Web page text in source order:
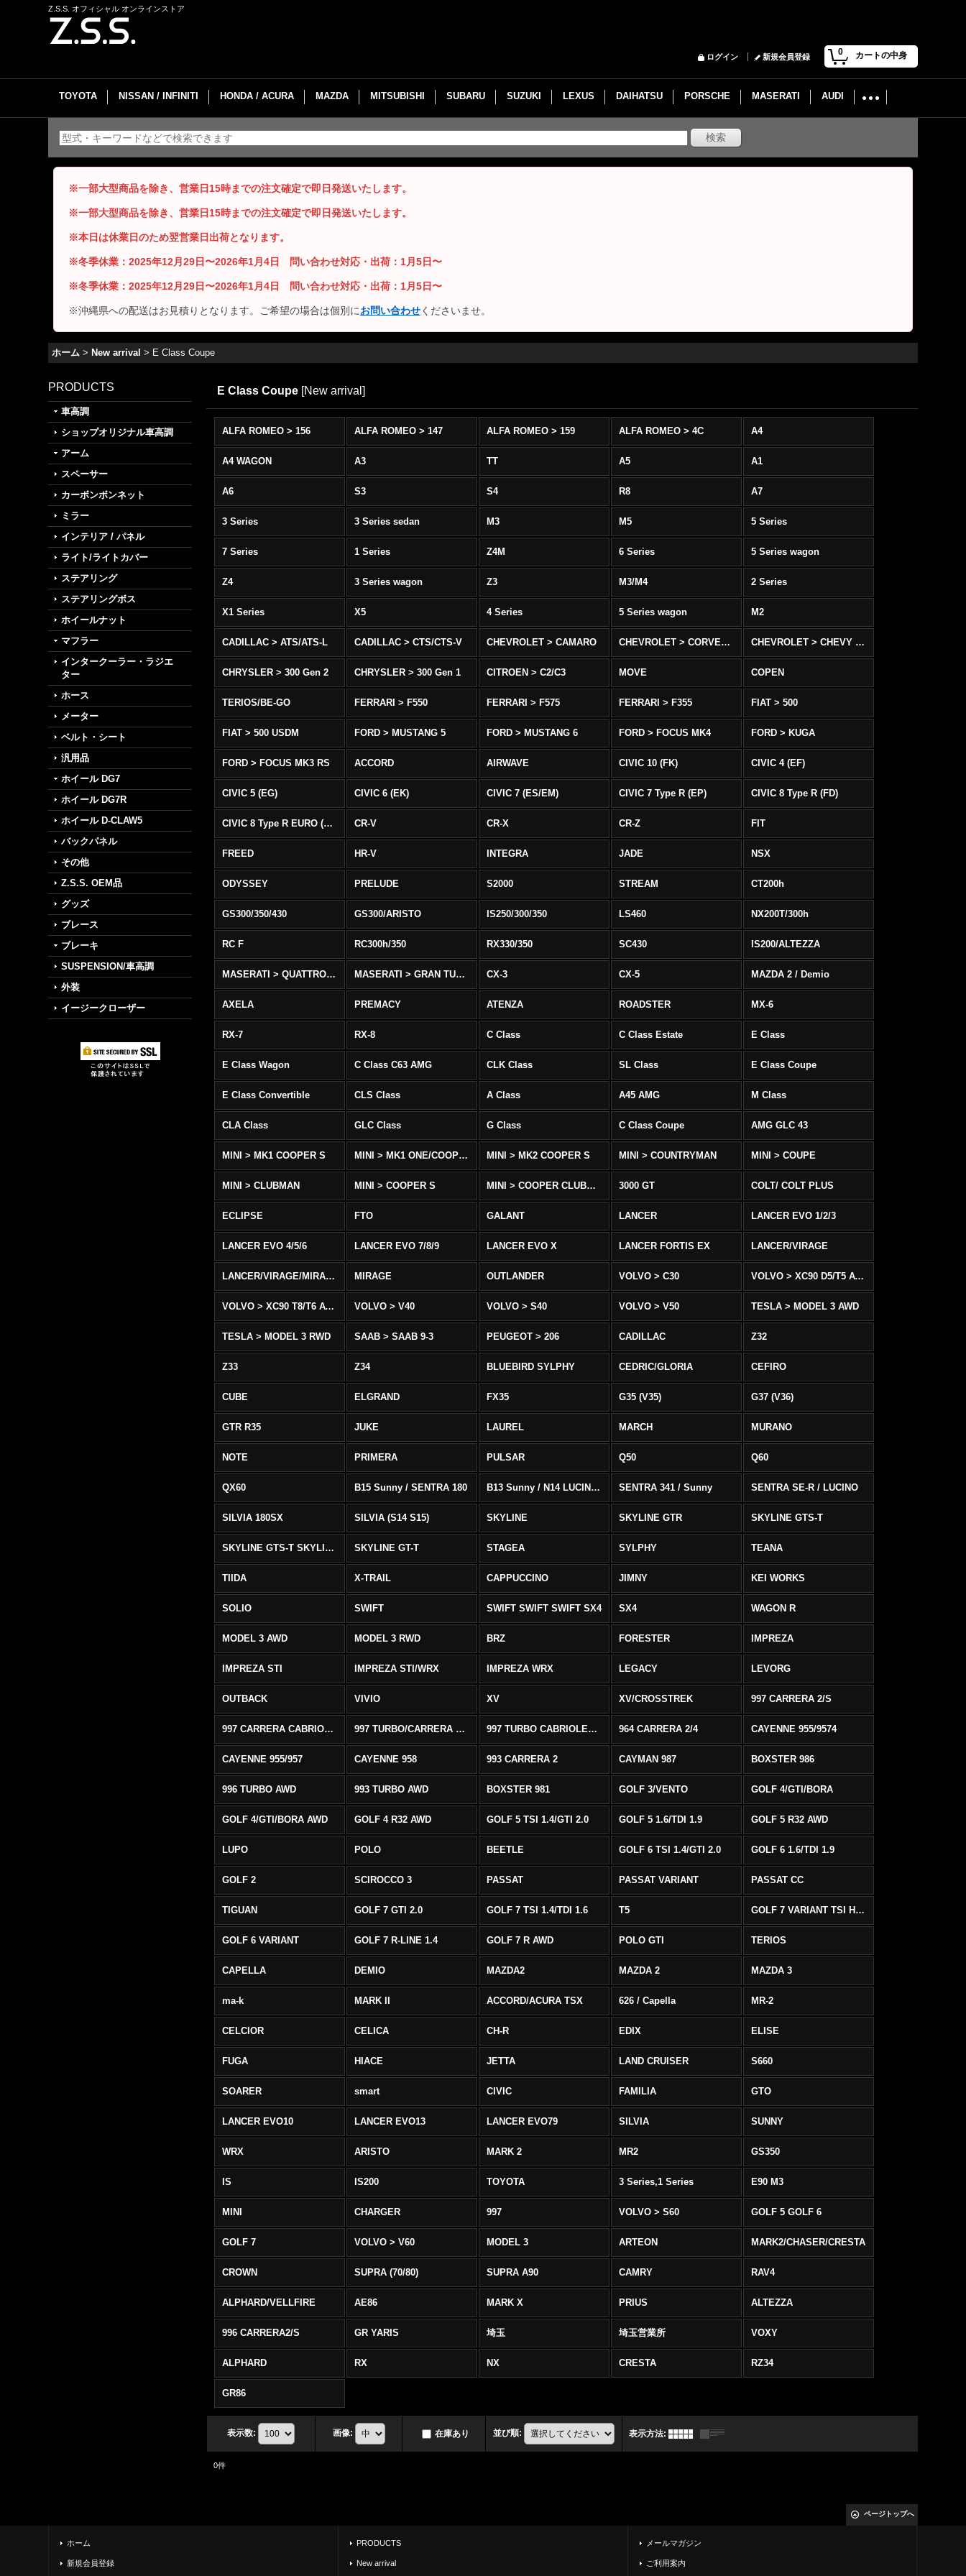
Z.S.S. オフィシャル オンラインストア
0 カートの中身
ログイン 新規会員登録
TOYOTA NISSAN / INFINITI HONDA / ACURA MAZDA MITSUBISHI SUBARU SUZUKI LEXUS DAIHATSU PORSCHE MASERATI AUDI
※一部大型商品を除き、営業日15時までの注文確定で即日発送いたします。
※一部大型商品を除き、営業日15時までの注文確定で即日発送いたします。
※本日は休業日のため翌営業日出荷となります。
※冬季休業：2025年12月29日〜2026年1月4日 問い合わせ対応・出荷：1月5日〜
※冬季休業：2025年12月29日〜2026年1月4日 問い合わせ対応・出荷：1月5日〜
※沖縄県への配送はお見積りとなります。ご希望の場合は個別にお問い合わせくださいませ。
ホーム > New arrival > E Class Coupe
PRODUCTS
車高調
ショップオリジナル車高調
アーム
スペーサー
カーボンボンネット
ミラー
インテリア / パネル
ライト/ライトカバー
ステアリング
ステアリングボス
ホイールナット
マフラー
インタークーラー・ラジエ
ター
ホース
メーター
ベルト・シート
汎用品
ホイール DG7
ホイール DG7R
ホイール D-CLAW5
バックパネル
その他
Z.S.S. OEM品
グッズ
ブレース
ブレーキ
SUSPENSION/車高調
外装
イージークローザー
E Class Coupe [New arrival]
ALFA ROMEO > 156 ALFA ROMEO > 147 ALFA ROMEO > 159 ALFA ROMEO > 4C A4
A4 WAGON A3 TT A5 A1
A6 S3 S4 R8 A7
3 Series 3 Series sedan M3 M5 5 Series
7 Series 1 Series Z4M 6 Series 5 Series wagon
Z4 3 Series wagon Z3 M3/M4 2 Series
X1 Series X5 4 Series 5 Series wagon M2
CADILLAC > ATS/ATS-L CADILLAC > CTS/CTS-V CHEVROLET > CAMARO CHEVROLET > CORVETTE C5/C6 CHEVROLET > CHEVY SS
CHRYSLER > 300 Gen 2 CHRYSLER > 300 Gen 1 CITROEN > C2/C3 MOVE COPEN
TERIOS/BE-GO FERRARI > F550 FERRARI > F575 FERRARI > F355 FIAT > 500
FIAT > 500 USDM FORD > MUSTANG 5 FORD > MUSTANG 6 FORD > FOCUS MK4 FORD > KUGA
FORD > FOCUS MK3 RS ACCORD AIRWAVE CIVIC 10 (FK) CIVIC 4 (EF)
CIVIC 5 (EG) CIVIC 6 (EK) CIVIC 7 (ES/EM) CIVIC 7 Type R (EP) CIVIC 8 Type R (FD)
CIVIC 8 Type R EURO (FN) CR-V CR-X CR-Z FIT
FREED HR-V INTEGRA JADE NSX
ODYSSEY PRELUDE S2000 STREAM CT200h
GS300/350/430 GS300/ARISTO IS250/300/350 LS460 NX200T/300h
RC F RC300h/350 RX330/350 SC430 IS200/ALTEZZA
MASERATI > QUATTROPORTE MASERATI > GRAN TURISMO CX-3 CX-5 MAZDA 2 / Demio
AXELA PREMACY ATENZA ROADSTER MX-6
RX-7 RX-8 C Class C Class Estate E Class
E Class Wagon C Class C63 AMG CLK Class SL Class E Class Coupe
E Class Convertible CLS Class A Class A45 AMG M Class
CLA Class GLC Class G Class C Class Coupe AMG GLC 43
MINI > MK1 COOPER S MINI > MK1 ONE/COOPER MINI > MK2 COOPER S MINI > COUNTRYMAN MINI > COUPE
MINI > CLUBMAN MINI > COOPER S MINI > COOPER CLUBMAN 3000 GT COLT/ COLT PLUS
ECLIPSE FTO GALANT LANCER LANCER EVO 1/2/3
LANCER EVO 4/5/6 LANCER EVO 7/8/9 LANCER EVO X LANCER FORTIS EX LANCER/VIRAGE
LANCER/VIRAGE/MIRAGE MIRAGE OUTLANDER VOLVO > C30 VOLVO > XC90 D5/T5 AWD
VOLVO > XC90 T8/T6 AWD VOLVO > V40 VOLVO > S40 VOLVO > V50 TESLA > MODEL 3 AWD
TESLA > MODEL 3 RWD SAAB > SAAB 9-3 PEUGEOT > 206 CADILLAC Z32
Z33 Z34 BLUEBIRD SYLPHY CEDRIC/GLORIA CEFIRO
CUBE ELGRAND FX35 G35 (V35) G37 (V36)
GTR R35 JUKE LAUREL MARCH MURANO
NOTE PRIMERA PULSAR Q50 Q60
QX60 B15 Sunny / SENTRA 180 B13 Sunny / N14 LUCINO / SENTRA 331 SENTRA 341 / Sunny SENTRA SE-R / LUCINO
SILVIA 180SX SILVIA (S14 S15) SKYLINE SKYLINE GTR SKYLINE GTS-T
SKYLINE GTS-T SKYLINE GTS-T SKYLINE GT-T STAGEA SYLPHY TEANA
TIIDA X-TRAIL CAPPUCCINO JIMNY KEI WORKS
SOLIO SWIFT SWIFT SWIFT SWIFT SX4 SX4 WAGON R
MODEL 3 AWD MODEL 3 RWD BRZ FORESTER IMPREZA
IMPREZA STI IMPREZA STI/WRX IMPREZA WRX LEGACY LEVORG
OUTBACK VIVIO XV XV/CROSSTREK 997 CARRERA 2/S
997 CARRERA CABRIOLET 2/S 997 TURBO/CARRERA 4/4S AWD 997 TURBO CABRIOLET AWD 964 CARRERA 2/4 CAYENNE 955/9574
CAYENNE 955/957 CAYENNE 958 993 CARRERA 2 CAYMAN 987 BOXSTER 986
996 TURBO AWD 993 TURBO AWD BOXSTER 981 GOLF 3/VENTO GOLF 4/GTI/BORA
GOLF 4/GTI/BORA AWD GOLF 4 R32 AWD GOLF 5 TSI 1.4/GTI 2.0 GOLF 5 1.6/TDI 1.9 GOLF 5 R32 AWD
LUPO POLO BEETLE GOLF 6 TSI 1.4/GTI 2.0 GOLF 6 1.6/TDI 1.9
GOLF 2 SCIROCCO 3 PASSAT PASSAT VARIANT PASSAT CC
TIGUAN GOLF 7 GTI 2.0 GOLF 7 TSI 1.4/TDI 1.6 T5 GOLF 7 VARIANT TSI HIGHLINE/R-LINE
GOLF 6 VARIANT GOLF 7 R-LINE 1.4 GOLF 7 R AWD POLO GTI TERIOS
CAPELLA DEMIO MAZDA2 MAZDA 2 MAZDA 3
ma-k MARK II ACCORD/ACURA TSX 626 / Capella MR-2
CELCIOR CELICA CH-R EDIX ELISE
FUGA HIACE JETTA LAND CRUISER S660
SOARER smart CIVIC FAMILIA GTO
LANCER EVO10 LANCER EVO13 LANCER EVO79 SILVIA SUNNY
WRX ARISTO MARK 2 MR2 GS350
IS IS200 TOYOTA 3 Series,1 Series E90 M3
MINI CHARGER 997 VOLVO > S60 GOLF 5 GOLF 6
GOLF 7 VOLVO > V60 MODEL 3 ARTEON MARK2/CHASER/CRESTA
CROWN SUPRA (70/80) SUPRA A90 CAMRY RAV4
ALPHARD/VELLFIRE AE86 MARK X PRIUS ALTEZZA
996 CARRERA2/S GR YARIS 埼玉 埼玉営業所 VOXY
ALPHARD RX NX CRESTA RZ34
GR86
表示数: 画像: 在庫あり 並び順: 表示方法:
0件
ページトップへ
ホーム
新規会員登録
PRODUCTS
New arrival
メールマガジン
ご利用案内